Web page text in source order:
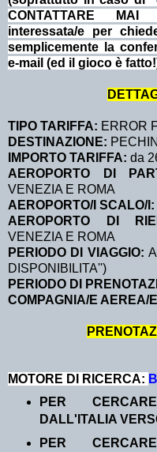
CONTATTARE
interessata/e per
semplicemente la
e-mail (ed il gioco è
TIPO TARIFFA: ERROR
DESTINAZIONE:
IMPORTO TARIFFA: da
AEROPORTO DI
VENEZIA E ROMA
AEROPORTO/I SCALO/I:
AEROPORTO DI
VENEZIA E ROMA
PERIODO DI VIAGGIO:
DISPONIBILITA'')
PERIODO DI
COMPAGNIA/E AEREA/
MOTORE DI RICERCA:
PER
DALL'ITALIA
PER